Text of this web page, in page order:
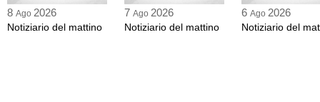
8 Ago 2026
Notiziario del mattino
7 Ago 2026
Notiziario del mattino
6 Ago 2026
Notiziario del